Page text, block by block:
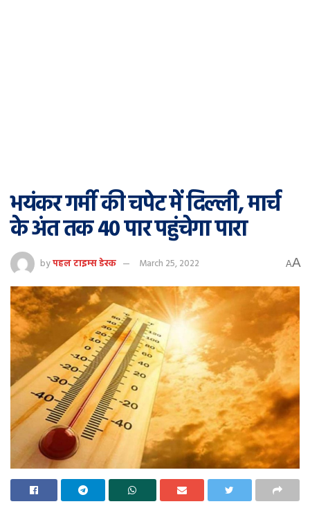
भयंकर गर्मी की चपेट में दिल्ली, मार्च
के अंत तक 40 पार पहुंचेगा पारा
byपहल टाइम्स डेस्क March 25, 2022 AA